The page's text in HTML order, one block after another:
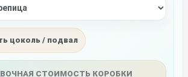
цоколь / подвал
СТОИМОСТЬ КОРОБКИ